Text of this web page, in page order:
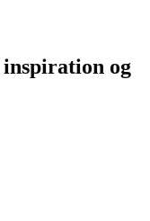
og